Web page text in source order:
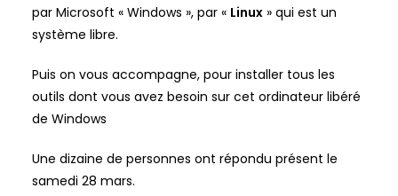
par Microsoft « Windows », par « Linux » qui est un
système libre.
Puis on vous accompagne, pour installer tous les
outils dont vous avez besoin sur cet ordinateur libéré
de Windows
Une dizaine de personnes ont répondu présent le
samedi 28 mars.